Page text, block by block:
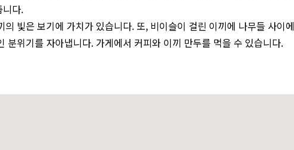
니다.
빛은 보기에 가치가 있습니다. 또, 비이슬이 걸린 이끼에 나무들 사이에
분위기를 자아냅니다. 가게에서 커피와 이끼 만두를 먹을 수 있습니다.